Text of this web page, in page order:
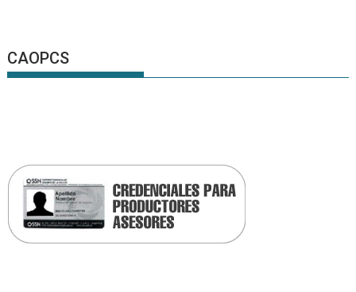
CAOPCS